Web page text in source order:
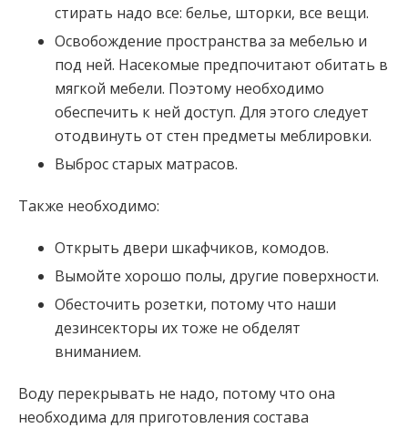
стирать надо все: белье, шторки, все вещи.
Освобождение пространства за мебелью и
под ней. Насекомые предпочитают обитать в
мягкой мебели. Поэтому необходимо
обеспечить к ней доступ. Для этого следует
отодвинуть от стен предметы меблировки.
Выброс старых матрасов.
Также необходимо:
Открыть двери шкафчиков, комодов.
Вымойте хорошо полы, другие поверхности.
Обесточить розетки, потому что наши
дезинсекторы их тоже не обделят
вниманием.
Воду перекрывать не надо, потому что она
необходима для приготовления состава